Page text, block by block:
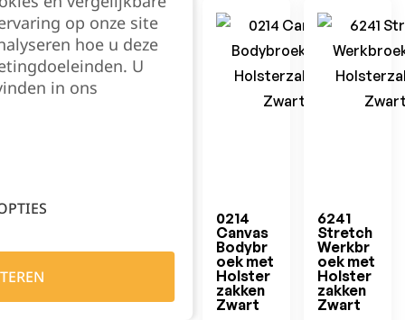
0214
Canvas
Bodybr
oek met
Holster
zakken
Zwart
6241
Stretch
Werkbr
oek met
Holster
zakken
Zwart
op onze site
hoe u deze
U
in ons